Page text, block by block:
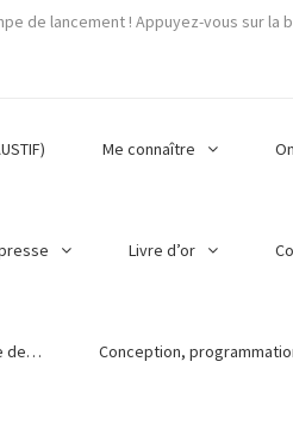
de lancement ! Appuyez-vous sur la
Me connaître
Livre d’or
de… Conception,